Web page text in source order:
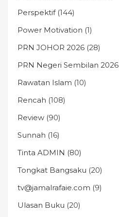
Perspektif(144)
Power Motivation (1)
PRN JOHOR 2026 (28)
PRN Negeri Sembilan 2026
Rawatan Islam (10)
Rencah (108)
Review (90)
Sunnah (16)
Tinta ADMIN (80)
Tongkat Bangsaku (20)
tv@jamalrafaie.com (9)
Ulasan Buku (20)